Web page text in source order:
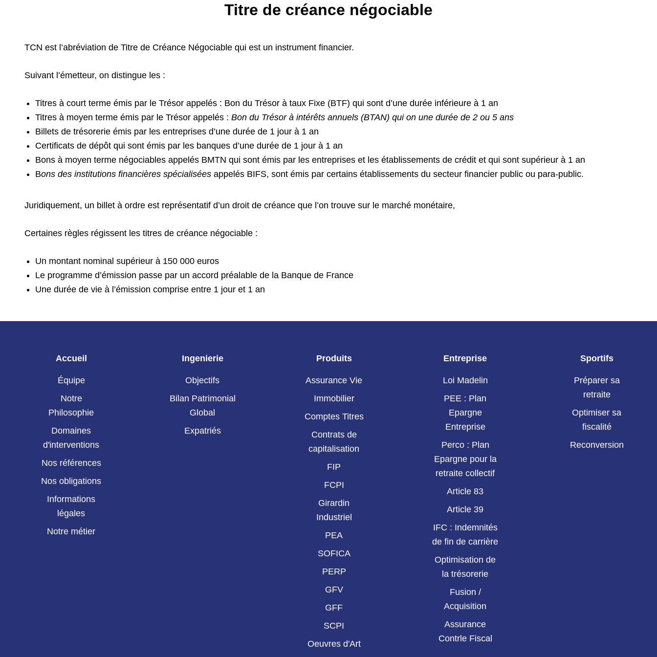
Titre de créance négociable
TCN est l’abréviation de Titre de Créance Négociable qui est un instrument financier.
Suivant l’émetteur, on distingue les :
Titres à court terme émis par le Trésor appelés : Bon du Trésor à taux Fixe (BTF) qui sont d’une durée inférieure à 1 an
Titres à moyen terme émis par le Trésor appelés :Bon du Trésor à intérêts annuels (BTAN) qui on une durée de 2 ou 5 ans
Billets de trésorerie émis par les entreprises d’une durée de 1 jour à 1 an
Certificats de dépôt qui sont émis par les banques d’une durée de 1 jour à 1 an
Bons à moyen terme négociables appelés BMTN qui sont émis par les entreprises et les établissements de crédit et qui sont supérieur à 1 an
Bons des institutions financières spécialisées appelés BIFS, sont émis par certains établissements du secteur financier public ou para-public.
Juridiquement, un billet à ordre est représentatif d’un droit de créance que l’on trouve sur le marché monétaire,
Certaines règles régissent les titres de créance négociable :
Un montant nominal supérieur à 150 000 euros
Le programme d’émission passe par un accord préalable de la Banque de France
Une durée de vie à l’émission comprise entre 1 jour et 1 an
Accueil
Équipe
Notre
Philosophie
Domaines
d'interventions
Nos références
Nos obligations
Informations
légales
Notre métier
Ingenierie
Objectifs
Bilan Patrimonial
Global
Expatriés
Produits
Assurance Vie
Immobilier
Comptes Titres
Contrats de
capitalisation
FIP
FCPI
Girardin
Industriel
PEA
SOFICA
PERP
GFV
GFF
SCPI
Oeuvres d'Art
Entreprise
Loi Madelin
PEE : Plan
Epargne
Entreprise
Perco : Plan
Epargne pour la
retraite collectif
Article 83
Article 39
IFC : Indemnités
de fin de carrière
Optimisation de
la trésorerie
Fusion /
Acquisition
Assurance
Contrle Fiscal
Sportifs
Préparer sa
retraite
Optimiser sa
fiscalité
Reconversion